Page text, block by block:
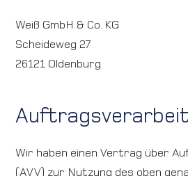
Weiß GmbH & Co. KG
Scheideweg 27
26121 Oldenburg
Wir haben einen Vertrag über
(AVV) zur Nutzung des oben